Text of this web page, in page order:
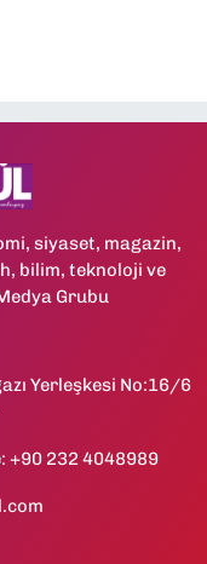
siyaset, magazin,
bilim, teknoloji ve
Grubu
Yerleşkesi No:16/6
+90 232 4048989